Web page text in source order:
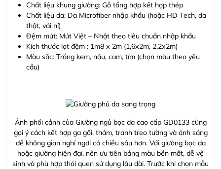
Chất liệu khung giường: Gỗ tổng hợp kết hợp thép
Chất liệu da: Da Microfiber nhập khẩu (hoặc HD Tech, da
thật, vải nỉ)
Đệm mút: Mút Việt – Nhật theo tiêu chuẩn nhập khẩu
Kích thước lọt đệm : 1m8 x 2m (1,6x2m, 2,2x2m)
Màu sắc: Trắng kem, nâu, cam, tím (chọn màu theo yêu
cầu)
Ảnh phối cảnh của Giường ngủ bọc da cao cấp GD0133 cũng
gợi ý cách kết hợp ga gối, thảm, tranh treo tường và ánh sáng
để không gian nghỉ ngơi có chiều sâu hơn. Với giường bọc da
hoặc giường hiện đại, nên ưu tiên bảng màu bền mắt, dễ vệ
sinh và phù hợp thói quen sử dụng lâu dài. Trước khi chọn mẫu